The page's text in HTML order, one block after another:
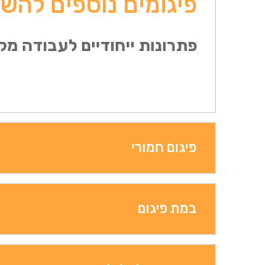
פתרונות ייחודיים לעבודה
פיגום חמורי
במת פיגום